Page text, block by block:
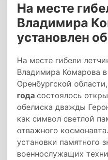
На месте
Владимира
установлен
На месте гибели
Владимира Комарова
Оренбургской области,
года состоялось
обелиска дважды
как символ светлой
отважного
установки памятного
военнослужащих